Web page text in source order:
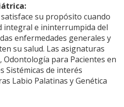
su propósito cuando
integral e ininterrumpida del
enfermedades generales y
su salud. Las asignaturas
Odontología para Pacientes en
Sistémicas de interés
Labio Palatinas y Genética